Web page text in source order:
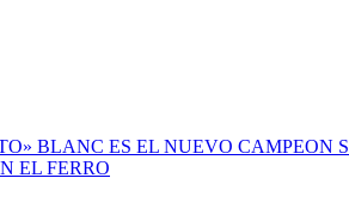
BLANC ES EL NUEVO CAMPEON
EL FERRO